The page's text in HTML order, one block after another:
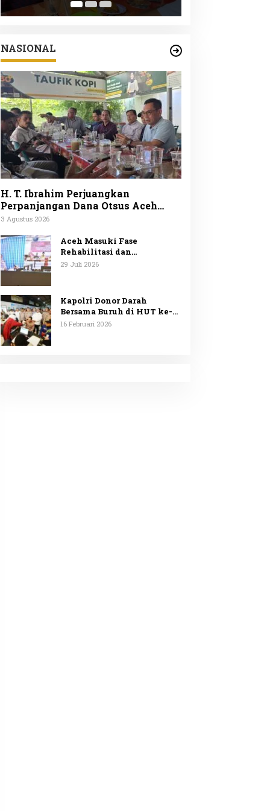
NASIONAL
H. T. Ibrahim Perjuangkan
Perpanjangan Dana Otsus Aceh
Lewat Revisi UUPA
3 Agustus 2026
Aceh Masuki Fase
Rehabilitasi dan
Rekonstruksi Mendagri
29 Juli 2026
Kapolri Donor Darah
Bersama Buruh di HUT ke-53
KSPSI
16 Februari 2026